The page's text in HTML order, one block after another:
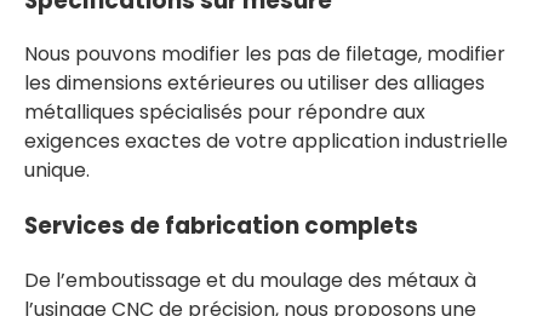
Nous pouvons modifier les pas de filetage, modifier
les dimensions extérieures ou utiliser des alliages
métalliques spécialisés pour répondre aux
exigences exactes de votre application industrielle
unique.
Services de fabrication complets
De l’emboutissage et du moulage des métaux à
l’usinage CNC de précision, nous proposons une